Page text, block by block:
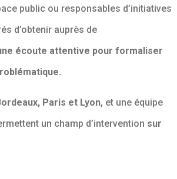
public ou responsables d’initiatives
d’obtenir auprès de
écoute attentive pour formaliser
Paris et Lyon, et une équipe
un champ d’intervention sur